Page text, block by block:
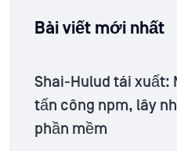
Bài viết mới nhất
Shai-Hulud tái xuất:
tấn công npm, lây
phần mềm